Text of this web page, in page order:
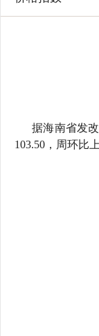
据海南省发改
103.50，周环比